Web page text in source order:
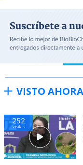
VISTO AHORA
252
visitas